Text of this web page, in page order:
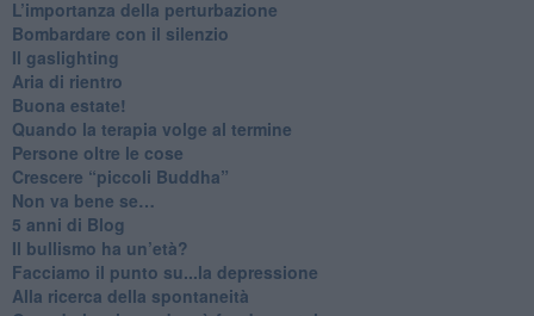
L’importanza della perturbazione
​Bombardare con il silenzio
Il gaslighting
Aria di rientro
Buona estate!
​Quando la terapia volge al termine
​Persone oltre le cose
​Crescere “piccoli Buddha”
Non va bene se…
​5 anni di Blog
​Il bullismo ha un’età?
Facciamo il punto su...la depressione
​Alla ricerca della spontaneità